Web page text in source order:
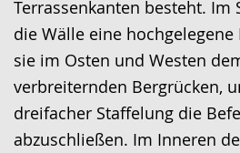
wird
angezeigt.
Terrassenkanten besteht. Im
die Wälle eine
sie im Osten und Westen
verbreiternden Bergrücken,
dreifacher Staffelung die
abzuschließen. Im Inneren